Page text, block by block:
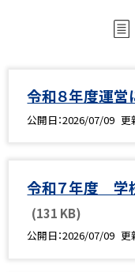
令和８年度運営
公開日 2026/07/09 更
令和７年度 学
(131 KB)
公開日 2026/07/09 更